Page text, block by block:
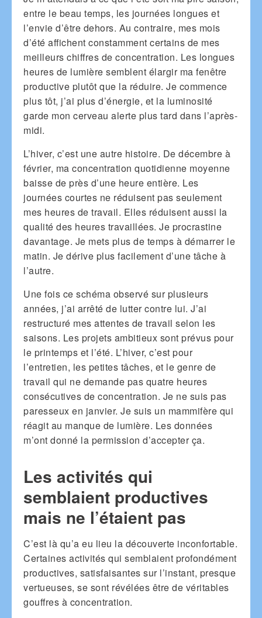
entre le beau temps, les journées longues et
l’envie d’être dehors. Au contraire, mes mois
d’été affichent constamment certains de mes
meilleurs chiffres de concentration. Les longues
heures de lumière semblent élargir ma fenêtre
productive plutôt que la réduire. Je commence
plus tôt, j’ai plus d’énergie, et la luminosité
garde mon cerveau alerte plus tard dans l’après-
midi.
L’hiver, c’est une autre histoire. De décembre à
février, ma concentration quotidienne moyenne
baisse de près d’une heure entière. Les
journées courtes ne réduisent pas seulement
mes heures de travail. Elles réduisent aussi la
qualité des heures travaillées. Je procrastine
davantage. Je mets plus de temps à démarrer le
matin. Je dérive plus facilement d’une tâche à
l’autre.
Une fois ce schéma observé sur plusieurs
années, j’ai arrêté de lutter contre lui. J’ai
restructuré mes attentes de travail selon les
saisons. Les projets ambitieux sont prévus pour
le printemps et l’été. L’hiver, c’est pour
l’entretien, les petites tâches, et le genre de
travail qui ne demande pas quatre heures
consécutives de concentration. Je ne suis pas
paresseux en janvier. Je suis un mammifère qui
réagit au manque de lumière. Les données
m’ont donné la permission d’accepter ça.
Les activités qui
semblaient productives
mais ne l’étaient pas
C’est là qu’a eu lieu la découverte inconfortable.
Certaines activités qui semblaient profondément
productives, satisfaisantes sur l’instant, presque
vertueuses, se sont révélées être de véritables
gouffres à concentration.